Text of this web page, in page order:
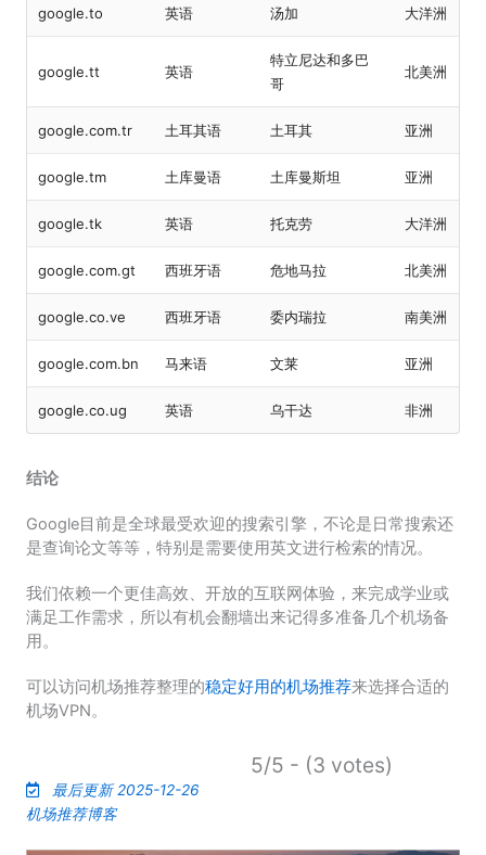
google.to 英语 汤加 大洋洲
google.tt 英语
特立尼达和多巴
哥
北美洲
google.com.tr 土耳其语 土耳其 亚洲
google.tm 土库曼语 土库曼斯坦 亚洲
google.tk 英语 托克劳 大洋洲
google.com.gt 西班牙语 危地马拉 北美洲
google.co.ve 西班牙语 委内瑞拉 南美洲
google.com.bn 马来语 文莱 亚洲
google.co.ug 英语 乌干达 非洲
结论
Google目前是全球最受欢迎的搜索引擎，不论是日常搜索还
是查询论文等等，特别是需要使用英文进行检索的情况。
我们依赖一个更佳高效、开放的互联网体验，来完成学业或
满足工作需求，所以有机会翻墙出来记得多准备几个机场备
用。
可以访问机场推荐整理的稳定好用的机场推荐来选择合适的
机场VPN。
5/5 - (3 votes)
最后更新 2025-12-26
机场推荐博客